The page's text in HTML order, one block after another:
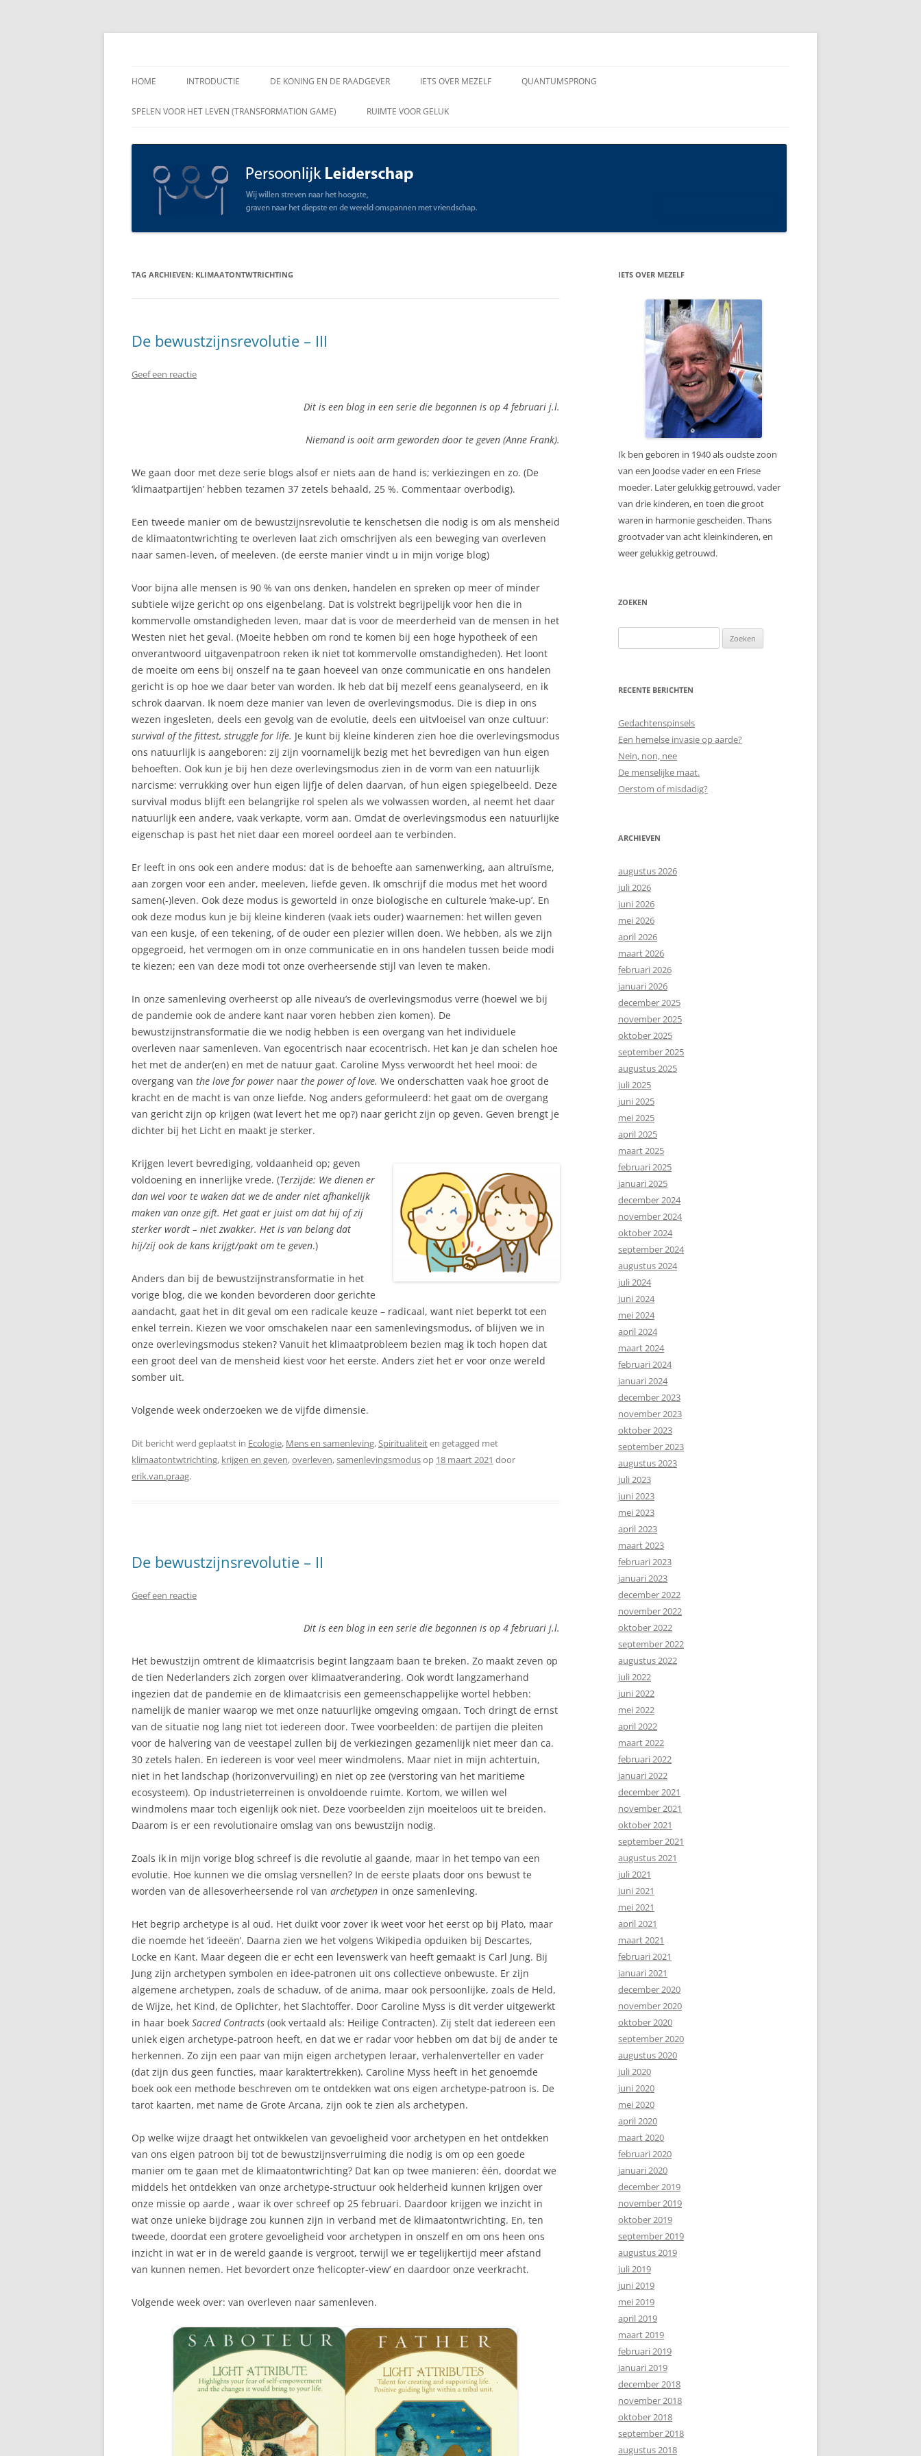
Spring
HOME INTRODUCTIE DE KONING EN DE RAADGEVER
ENKELE VRAGEN AAN DE
LEIDERSCHAP
OPEN COMMUNICATIE
IETS OVER MEZELF QUANTUMSPRONG
SPELEN VOOR HET LEVEN (TRANSFORMATION GAME) RUIMTE VOOR GELUK
TAG ARCHIEVEN: KLIMAATONTWTRICHTING
De bewustzijnsrevolutie – III
Geef een reactie
Dit is een blog in een serie die begonnen is op 4 februari j.l.
Niemand is ooit arm geworden door te geven (Anne Frank).
We gaan door met deze serie blogs alsof er niets aan de hand is; verkiezingen en zo. (De
‘klimaatpartijen’ hebben tezamen 37 zetels behaald, 25 %. Commentaar overbodig).
Een tweede manier om de bewustzijnsrevolutie te kenschetsen die nodig is om als mensheid
de klimaatontwrichting te overleven laat zich omschrijven als een beweging van overleven
naar samen-leven, of meeleven. (de eerste manier vindt u in mijn vorige blog)
Voor bijna alle mensen is 90 % van ons denken, handelen en spreken op meer of minder
subtiele wijze gericht op ons eigenbelang. Dat is volstrekt begrijpelijk voor hen die in
kommervolle omstandigheden leven, maar dat is voor de meerderheid van de mensen in het
Westen niet het geval. (Moeite hebben om rond te komen bij een hoge hypotheek of een
onverantwoord uitgavenpatroon reken ik niet tot kommervolle omstandigheden). Het loont
de moeite om eens bij onszelf na te gaan hoeveel van onze communicatie en ons handelen
gericht is op hoe we daar beter van worden. Ik heb dat bij mezelf eens geanalyseerd, en ik
schrok daarvan. Ik noem deze manier van leven de overlevingsmodus. Die is diep in ons
wezen ingesleten, deels een gevolg van de evolutie, deels een uitvloeisel van onze cultuur:
survival of the fittest, struggle for life. Je kunt bij kleine kinderen zien hoe die overlevingsmodus
ons natuurlijk is aangeboren: zij zijn voornamelijk bezig met het bevredigen van hun eigen
behoeften. Ook kun je bij hen deze overlevingsmodus zien in de vorm van een natuurlijk
narcisme: verrukking over hun eigen lijfje of delen daarvan, of hun eigen spiegelbeeld. Deze
survival modus blijft een belangrijke rol spelen als we volwassen worden, al neemt het daar
natuurlijk een andere, vaak verkapte, vorm aan. Omdat de overlevingsmodus een natuurlijke
eigenschap is past het niet daar een moreel oordeel aan te verbinden.
Er leeft in ons ook een andere modus: dat is de behoefte aan samenwerking, aan altruïsme,
aan zorgen voor een ander, meeleven, liefde geven. Ik omschrijf die modus met het woord
samen(-)leven. Ook deze modus is geworteld in onze biologische en culturele ‘make-up’. En
ook deze modus kun je bij kleine kinderen (vaak iets ouder) waarnemen: het willen geven
van een kusje, of een tekening, of de ouder een plezier willen doen. We hebben, als we zijn
opgegroeid, het vermogen om in onze communicatie en in ons handelen tussen beide modi
te kiezen; een van deze modi tot onze overheersende stijl van leven te maken.
In onze samenleving overheerst op alle niveau’s de overlevingsmodus verre (hoewel we bij
de pandemie ook de andere kant naar voren hebben zien komen). De
bewustzijnstransformatie die we nodig hebben is een overgang van het individuele
overleven naar samenleven. Van egocentrisch naar ecocentrisch. Het kan je dan schelen hoe
het met de ander(en) en met de natuur gaat. Caroline Myss verwoordt het heel mooi: de
overgang van the love for power naar the power of love. We onderschatten vaak hoe groot de
kracht en de macht is van onze liefde. Nog anders geformuleerd: het gaat om de overgang
van gericht zijn op krijgen (wat levert het me op?) naar gericht zijn op geven. Geven brengt je
dichter bij het Licht en maakt je sterker.
Krijgen levert bevrediging, voldaanheid op; geven
voldoening en innerlijke vrede. (Terzijde: We dienen er
dan wel voor te waken dat we de ander niet afhankelijk
maken van onze gift. Het gaat er juist om dat hij of zij
sterker wordt – niet zwakker. Het is van belang dat
hij/zij ook de kans krijgt/pakt om te geven.)
Anders dan bij de bewustzijnstransformatie in het
vorige blog, die we konden bevorderen door gerichte
aandacht, gaat het in dit geval om een radicale keuze – radicaal, want niet beperkt tot een
enkel terrein. Kiezen we voor omschakelen naar een samenlevingsmodus, of blijven we in
onze overlevingsmodus steken? Vanuit het klimaatprobleem bezien mag ik toch hopen dat
een groot deel van de mensheid kiest voor het eerste. Anders ziet het er voor onze wereld
somber uit.
Volgende week onderzoeken we de vijfde dimensie.
Dit bericht werd geplaatst in Ecologie, Mens en samenleving,Spiritualiteiten getagged met
klimaatontwtrichting, krijgen en geven,overleven,samenlevingsmodusop 18 maart 2021 door
erik.van.praag.
De bewustzijnsrevolutie – II
Geef een reactie
Dit is een blog in een serie die begonnen is op 4 februari j.l.
Het bewustzijn omtrent de klimaatcrisis begint langzaam baan te breken. Zo maakt zeven op
de tien Nederlanders zich zorgen over klimaatverandering. Ook wordt langzamerhand
ingezien dat de pandemie en de klimaatcrisis een gemeenschappelijke wortel hebben:
namelijk de manier waarop we met onze natuurlijke omgeving omgaan. Toch dringt de ernst
van de situatie nog lang niet tot iedereen door. Twee voorbeelden: de partijen die pleiten
voor de halvering van de veestapel zullen bij de verkiezingen gezamenlijk niet meer dan ca.
30 zetels halen. En iedereen is voor veel meer windmolens. Maar niet in mijn achtertuin,
niet in het landschap (horizonvervuiling) en niet op zee (verstoring van het maritieme
ecosysteem). Op industrieterreinen is onvoldoende ruimte. Kortom, we willen wel
windmolens maar toch eigenlijk ook niet. Deze voorbeelden zijn moeiteloos uit te breiden.
Daarom is er een revolutionaire omslag van ons bewustzijn nodig.
Zoals ik in mijn vorige blog schreef is die revolutie al gaande, maar in het tempo van een
evolutie. Hoe kunnen we die omslag versnellen? In de eerste plaats door ons bewust te
worden van de allesoverheersende rol van archetypen in onze samenleving.
Het begrip archetype is al oud. Het duikt voor zover ik weet voor het eerst op bij Plato, maar
die noemde het ‘ideeën’. Daarna zien we het volgens Wikipedia opduiken bij Descartes,
Locke en Kant. Maar degeen die er echt een levenswerk van heeft gemaakt is Carl Jung. Bij
Jung zijn archetypen symbolen en idee-patronen uit ons collectieve onbewuste. Er zijn
algemene archetypen, zoals de schaduw, of de anima, maar ook persoonlijke, zoals de Held,
de Wijze, het Kind, de Oplichter, het Slachtoffer. Door Caroline Myss is dit verder uitgewerkt
in haar boek Sacred Contracts (ook vertaald als: Heilige Contracten). Zij stelt dat iedereen een
uniek eigen archetype-patroon heeft, en dat we er radar voor hebben om dat bij de ander te
herkennen. Zo zijn een paar van mijn eigen archetypen leraar, verhalenverteller en vader
(dat zijn dus geen functies, maar karaktertrekken). Caroline Myss heeft in het genoemde
boek ook een methode beschreven om te ontdekken wat ons eigen archetype-patroon is. De
tarot kaarten, met name de Grote Arcana, zijn ook te zien als archetypen.
Op welke wijze draagt het ontwikkelen van gevoeligheid voor archetypen en het ontdekken
van ons eigen patroon bij tot de bewustzijnsverruiming die nodig is om op een goede
manier om te gaan met de klimaatontwrichting? Dat kan op twee manieren: één, doordat we
middels het ontdekken van onze archetype-structuur ook helderheid kunnen krijgen over
onze missie op aarde , waar ik over schreef op 25 februari. Daardoor krijgen we inzicht in
wat onze unieke bijdrage zou kunnen zijn in verband met de klimaatontwrichting. En, ten
tweede, doordat een grotere gevoeligheid voor archetypen in onszelf en om ons heen ons
inzicht in wat er in de wereld gaande is vergroot, terwijl we er tegelijkertijd meer afstand
van kunnen nemen. Het bevordert onze ‘helicopter-view’ en daardoor onze veerkracht.
Volgende week over: van overleven naar samenleven.
IETS OVER MEZELF
Ik ben geboren in 1940 als oudste zoon
van een Joodse vader en een Friese
moeder. Later gelukkig getrouwd, vader
van drie kinderen, en toen die groot
waren in harmonie gescheiden. Thans
grootvader van acht kleinkinderen, en
weer gelukkig getrouwd.
ZOEKEN
naar:
RECENTE BERICHTEN
Gedachtenspinsels
Een hemelse invasie op aarde?
Nein, non, nee
De menselijke maat.
Oerstom of misdadig?
ARCHIEVEN
augustus 2026
juli 2026
juni 2026
mei 2026
april 2026
maart 2026
februari 2026
januari 2026
december 2025
november 2025
oktober 2025
september 2025
augustus 2025
juli 2025
juni 2025
mei 2025
april 2025
maart 2025
februari 2025
januari 2025
december 2024
november 2024
oktober 2024
september 2024
augustus 2024
juli 2024
juni 2024
mei 2024
april 2024
maart 2024
februari 2024
januari 2024
december 2023
november 2023
oktober 2023
september 2023
augustus 2023
juli 2023
juni 2023
mei 2023
april 2023
maart 2023
februari 2023
januari 2023
december 2022
november 2022
oktober 2022
september 2022
augustus 2022
juli 2022
juni 2022
mei 2022
april 2022
maart 2022
februari 2022
januari 2022
december 2021
november 2021
oktober 2021
september 2021
augustus 2021
juli 2021
juni 2021
mei 2021
april 2021
maart 2021
februari 2021
januari 2021
december 2020
november 2020
oktober 2020
september 2020
augustus 2020
juli 2020
juni 2020
mei 2020
april 2020
maart 2020
februari 2020
januari 2020
december 2019
november 2019
oktober 2019
september 2019
augustus 2019
juli 2019
juni 2019
mei 2019
april 2019
maart 2019
februari 2019
januari 2019
december 2018
november 2018
oktober 2018
september 2018
augustus 2018